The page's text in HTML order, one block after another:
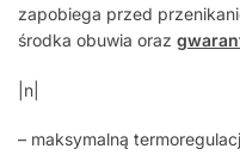
zapobiega przed
środka obuwia oraz
|n|
– maksymalną